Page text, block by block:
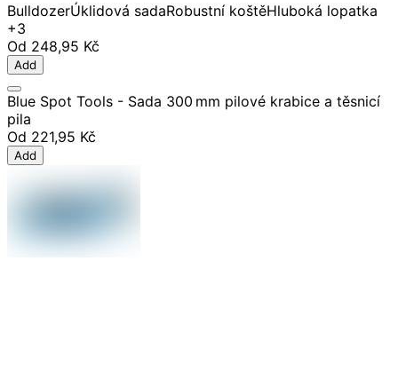
BulldozerÚklidová sadaRobustní koštěHluboká lopatka
+3
Od 248,95 Kč
Add
Blue Spot Tools - Sada 300 mm pilové krabice a těsnicí
pila
Od 221,95 Kč
Add